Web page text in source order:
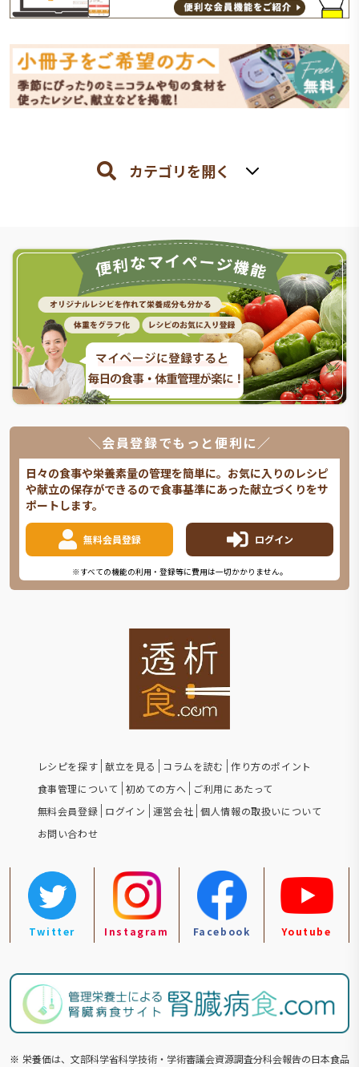
カテゴリを開く
＼会員登録でもっと便利に／
日々の食事や栄養素量の管理を簡単に。お気に入りのレシピ
や献立の保存ができるので食事基準にあった献立づくりをサ
ポートします。
無料会員登録 ログイン
※すべての機能の利用・登録等に費用は一切かかりません。
レシピを探す 献立を見る コラムを読む
作り方のポイント
食事管理について
初めての方へ
ご利用にあたって
無料会員登録 ログイン 運営会社 個人情報の取扱いについて
お問い合わせ
Twitter Instagram Facebook Youtube
※ 栄養価は、文部科学省科学技術・学術審議会資源調査分科会報告の⽇本食品